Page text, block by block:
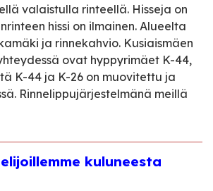
valaistulla rinteellä. Hisseja on
hissi on ilmainen. Alueelta
ja rinnekahvio. Kusiaismäen
ovat hyppyrimäet K-44,
K-44 ja K-26 on muovitettu ja
Rinnelippujärjestelmänä meillä
kuluneesta